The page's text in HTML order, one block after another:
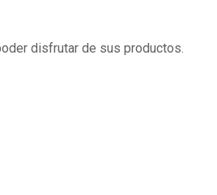
disfrutar de sus productos.